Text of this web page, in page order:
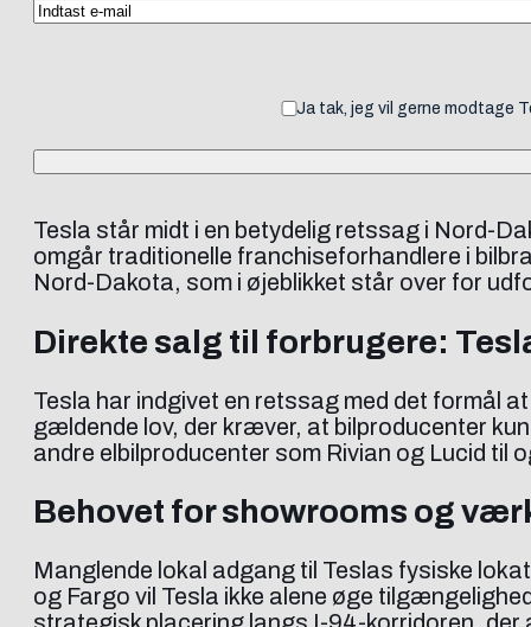
Ja tak, jeg vil gerne modtage
Tesla står midt i en betydelig retssag i Nord-
omgår traditionelle franchiseforhandlere i
Nord-Dakota, som i øjeblikket står over for
Direkte salg til forbrugere:
Tesla har indgivet en retssag med det formål
gældende lov, der kræver, at bilproducenter
andre elbilproducenter som Rivian og Lucid
Behovet for showrooms og
Manglende lokal adgang til Teslas fysiske
og Fargo vil Tesla ikke alene øge